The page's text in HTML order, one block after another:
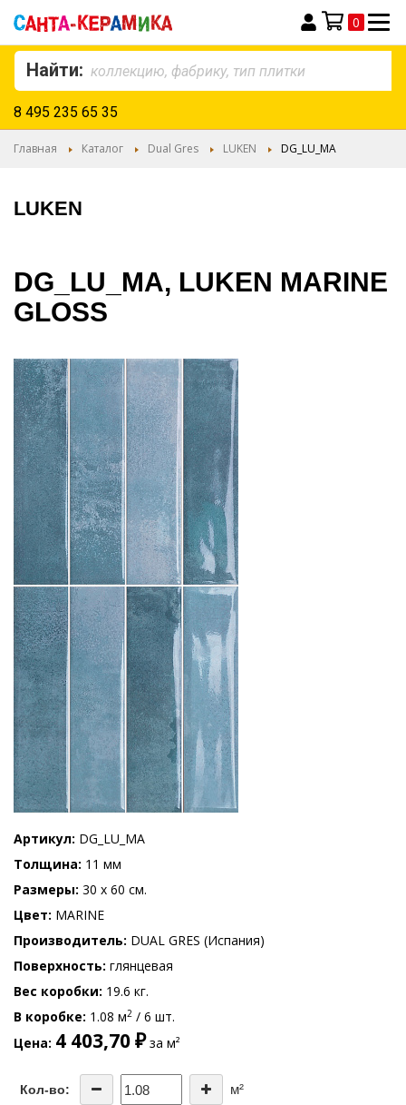
Моя корзина
0
Найти:
8 495 235 65 35
Главная Каталог Dual Gres LUKEN DG_LU_MA
LUKEN
DG_LU_MA, LUKEN MARINE
GLOSS
Артикул DG_LU_MA
Толщина 11 мм
Размеры 30 x 60 см.
Цвет MARINE
Производитель DUAL GRES (Испания)
Поверхность глянцевая
Вес коробки 19.6 кг.
В коробке 1.08 м2 / 6 шт.
Цена 4 403,70 ₽за м²
Кол-во:
м²